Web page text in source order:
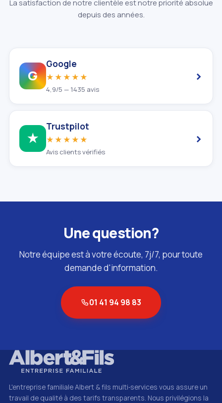
La satisfaction de notre clientèle est notre priorité absolue
depuis des années.
G
Google
★★★★★
4,9/5 — 1435 avis
›
★
Trustpilot
★★★★★
Avis clients vérifiés
›
Une question?
Notre équipe est à votre écoute, 7j/7, pour toute
demande d'information.
01 41 94 98 83
L'entreprise familiale Albert & fils multi‑services vous assure un
travail de qualité à des tarifs transparents. Nous privilégions la